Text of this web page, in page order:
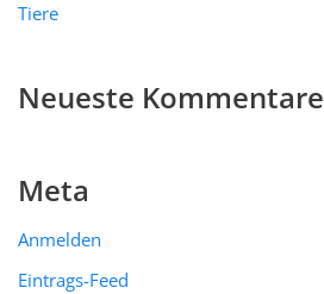
Tiere
Neueste Kommentare
Meta
Anmelden
Eintrags-Feed